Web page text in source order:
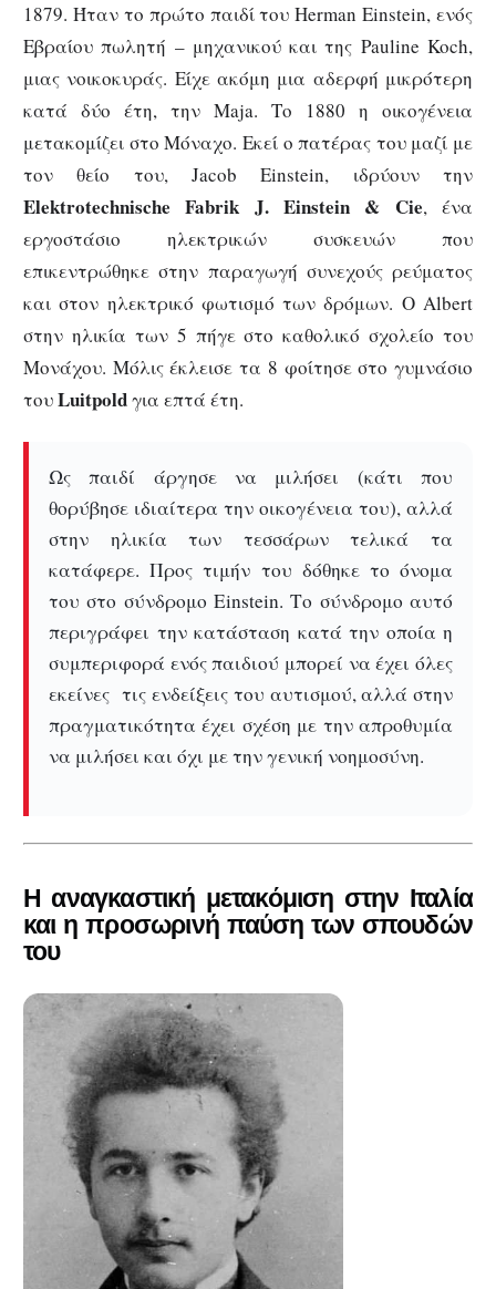
1879. Ήταν το πρώτο παιδί του Herman Einstein, ενός
Εβραίου πωλητή – μηχανικού και της Pauline Koch,
μιας νοικοκυράς. Είχε ακόμη μια αδερφή μικρότερη
κατά δύο έτη, την Maja. Το 1880 η οικογένεια
μετακομίζει στο Μόναχο. Εκεί ο πατέρας του μαζί με
τον θείο του, Jacob Einstein, ιδρύουν την
Elektrotechnische Fabrik J. Einstein & Cie, ένα
εργοστάσιο ηλεκτρικών συσκευών που
επικεντρώθηκε στην παραγωγή συνεχούς ρεύματος
και στον ηλεκτρικό φωτισμό των δρόμων. Ο Albert
στην ηλικία των 5 πήγε στο καθολικό σχολείο του
Μονάχου. Μόλις έκλεισε τα 8 φοίτησε στο γυμνάσιο
τουLuitpoldγια επτά έτη.
Ως παιδί άργησε να μιλήσει (κάτι που
θορύβησε ιδιαίτερα την οικογένεια του), αλλά
στην ηλικία των τεσσάρων τελικά τα
κατάφερε. Προς τιμήν του δόθηκε το όνομα
του στο σύνδρομο Einstein. Το σύνδρομο αυτό
περιγράφει την κατάσταση κατά την οποία η
συμπεριφορά ενός παιδιού μπορεί να έχει όλες
εκείνες τις ενδείξεις του αυτισμού, αλλά στην
πραγματικότητα έχει σχέση με την απροθυμία
να μιλήσει και όχι με την γενική νοημοσύνη.
Η αναγκαστική μετακόμιση στην Ιταλία
και η προσωρινή παύση των σπουδών
του